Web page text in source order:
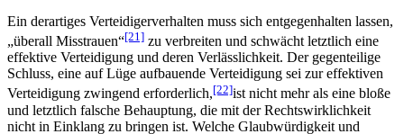
Ein derartiges Verteidigerverhalten muss sich entgegenhalten lassen,
„überall Misstrauen“[21] zu verbreiten und schwächt letztlich eine
effektive Verteidigung und deren Verlässlichkeit. Der gegenteilige
Schluss, eine auf Lüge aufbauende Verteidigung sei zur effektiven
Verteidigung zwingend erforderlich,[22]ist nicht mehr als eine bloße
und letztlich falsche Behauptung, die mit der Rechtswirklichkeit
nicht in Einklang zu bringen ist. Welche Glaubwürdigkeit und